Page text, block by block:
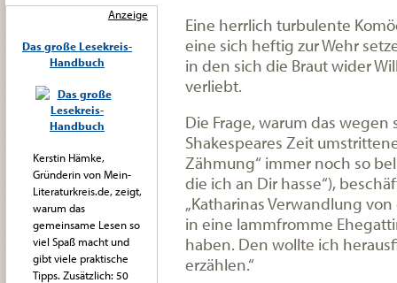
Eine herrlich turbulente
eine sich heftig zur Wehr
in den sich die Braut wider
verliebt.
Die Frage, warum das
Shakespeares Zeit
Zähmung“ immer noch so
die ich an Dir hasse“),
„Katharinas Verwandlung
in eine lammfromme
haben. Den wollte ich
erzählen.“
Anzeige
Das große Lesekreis-
Handbuch
Kerstin Hämke,
Gründerin von Mein-
Literaturkreis.de, zeigt,
warum das
gemeinsame Lesen so
viel Spaß macht und
gibt viele praktische
Tipps. Zusätzlich: 50